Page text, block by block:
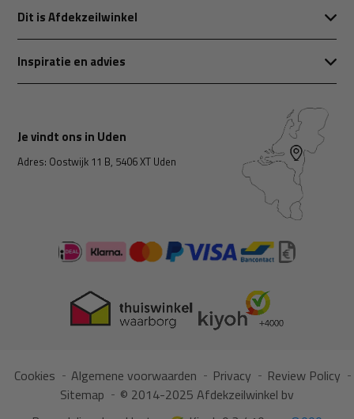
Dit is Afdekzeilwinkel
Inspiratie en advies
Je vindt ons in Uden
Adres: Oostwijk 11 B, 5406 XT Uden
Cookies Algemene voorwaarden Privacy
Review Policy
Sitemap
© 2014-2025 Afdekzeilwinkel bv